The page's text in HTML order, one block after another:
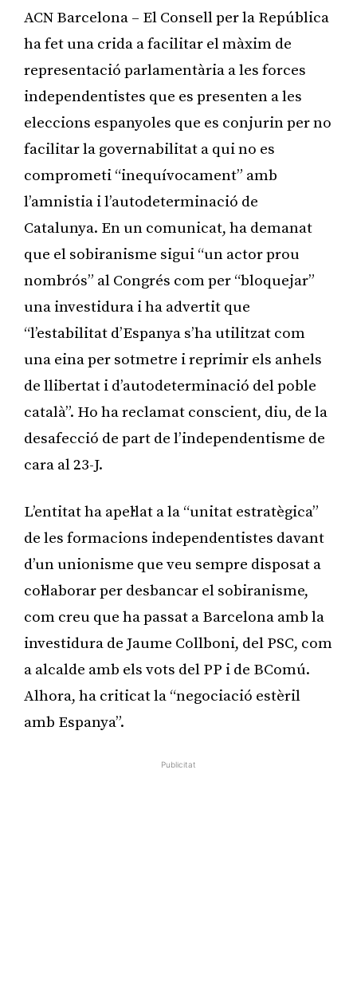
ACN Barcelona – El Consell per la República
ha fet una crida a facilitar el màxim de
representació parlamentària a les forces
independentistes que es presenten a les
eleccions espanyoles que es conjurin per no
facilitar la governabilitat a qui no es
comprometi “inequívocament” amb
l’amnistia i l’autodeterminació de
Catalunya. En un comunicat, ha demanat
que el sobiranisme sigui “un actor prou
nombrós” al Congrés com per “bloquejar”
una investidura i ha advertit que
“l’estabilitat d’Espanya s’ha utilitzat com
una eina per sotmetre i reprimir els anhels
de llibertat i d’autodeterminació del poble
català”. Ho ha reclamat conscient, diu, de la
desafecció de part de l’independentisme de
cara al 23-J.
L’entitat ha apel·lat a la “unitat estratègica”
de les formacions independentistes davant
d’un unionisme que veu sempre disposat a
col·laborar per desbancar el sobiranisme,
com creu que ha passat a Barcelona amb la
investidura de Jaume Collboni, del PSC, com
a alcalde amb els vots del PP i de BComú.
Alhora, ha criticat la “negociació estèril
amb Espanya”.
Publicitat